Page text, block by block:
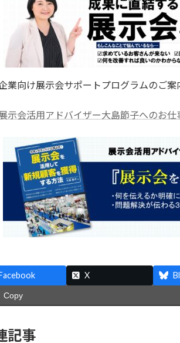
業向け展示会サポートプログラムのご案
示会活用アドバイザー大島節子へのお
X
Copy
記事